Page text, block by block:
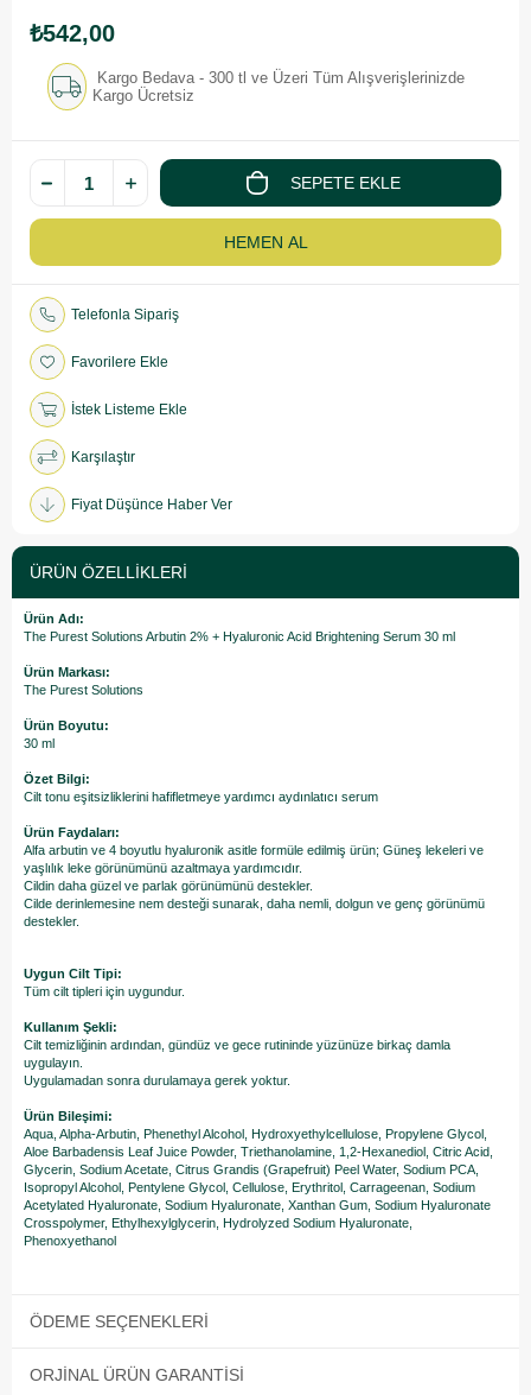
₺542,00
Kargo Bedava - 300 tl ve Üzeri Tüm Alışverişlerinizde
Kargo Ücretsiz
Telefonla Sipariş
Favorilere Ekle
İstek Listeme Ekle
Karşılaştır
Fiyat Düşünce Haber Ver
ÜRÜN ÖZELLIKLERI
Ürün Adı:
The Purest Solutions Arbutin 2% + Hyaluronic Acid Brightening Serum 30 ml
Ürün Markası:
The Purest Solutions
Ürün Boyutu:
30 ml
Özet Bilgi:
Cilt tonu eşitsizliklerini hafifletmeye yardımcı aydınlatıcı serum
Ürün Faydaları:
Alfa arbutin ve 4 boyutlu hyaluronik asitle formüle edilmiş ürün; Güneş lekeleri ve
yaşlılık leke görünümünü azaltmaya yardımcıdır.
Cildin daha güzel ve parlak görünümünü destekler.
Cilde derinlemesine nem desteği sunarak, daha nemli, dolgun ve genç görünümü
destekler.
Uygun Cilt Tipi:
Tüm cilt tipleri için uygundur.
Kullanım Şekli:
Cilt temizliğinin ardından, gündüz ve gece rutininde yüzünüze birkaç damla
uygulayın.
Uygulamadan sonra durulamaya gerek yoktur.
Ürün Bileşimi:
Aqua, Alpha-Arbutin, Phenethyl Alcohol, Hydroxyethylcellulose, Propylene Glycol,
Aloe Barbadensis Leaf Juice Powder, Triethanolamine, 1,2-Hexanediol, Citric Acid,
Glycerin, Sodium Acetate, Citrus Grandis (Grapefruit) Peel Water, Sodium PCA,
Isopropyl Alcohol, Pentylene Glycol, Cellulose, Erythritol, Carrageenan, Sodium
Acetylated Hyaluronate, Sodium Hyaluronate, Xanthan Gum, Sodium Hyaluronate
Crosspolymer, Ethylhexylglycerin, Hydrolyzed Sodium Hyaluronate,
Phenoxyethanol
ÖDEME SEÇENEKLERI
ORJINAL ÜRÜN GARANTISI